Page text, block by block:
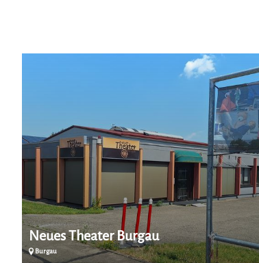
Neues Theater Burgau
Burgau